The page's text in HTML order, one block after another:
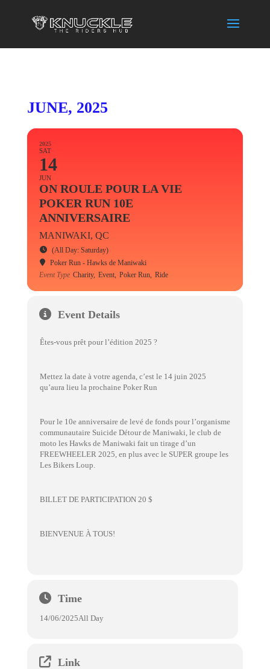
JUNE, 2025
2025
SAT
14
JUN
ON ROULE POUR LA VIE
POKER RUN 10E
ANNIVERSAIRE
MANIWAKI, QC
(All Day: Saturday)
Poker Run - Hawks de Maniwaki
Event Type Charity, Event, Poker Run, Ride
Event Details
Êtes-vous prêt pour l’édition 2025 ?
Mettez la date à votre agenda, c’est le 14 juin 2025
qu’aura lieu la prochaine Poker Run
Pour le 10e anniversaire de levé de fonds pour l’organisme
communautaire Suicide Détour de Maniwaki, le club de
moto les Hawks de Maniwaki fait un tirage d’un
FREEWHEELER 2025, en plus avec le SUPER groupe les
Les Bikers Loup.
BILLET DE PARTICIPATION 20 $
BIENVENUE À TOUS!
Time
14/06/2025All Day
Link